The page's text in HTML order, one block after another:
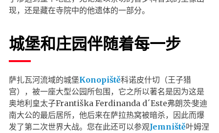
现，还是藏在寺院中的他遗体的一部分。
城堡和庄园伴随着每一步
萨扎瓦河流域的城堡Konopiště科诺皮什切（王子猎
宫），被一座大型公园所包围，它之所以著名是因为这是
奥地利皇太子Františka Ferdinanda d´Este弗朗茨·斐迪
南大公的最后居所，他后来在萨拉热窝被暗杀，因此而爆
发了第二次世界大战。您在此还可以参观Jemniště叶姆涅